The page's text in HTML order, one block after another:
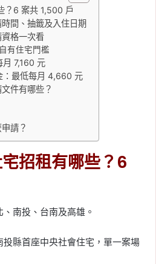
？6 案共 1,500 戶
間、抽籤及入住日期
格一次看
有住宅門檻
月 7,160 元
：最低每月 4,660 元
件有哪些？
請？
招租有哪些？6
南投、台南及高雄。
縣首座中央社會住宅，單一案場